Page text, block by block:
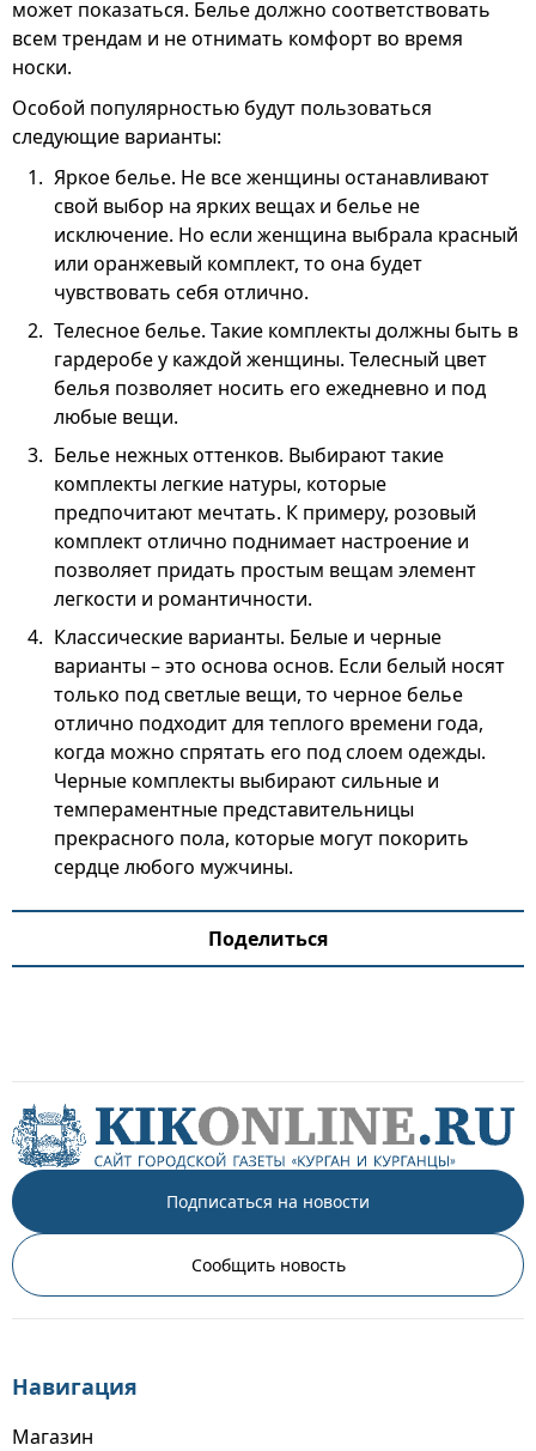
может показаться. Белье должно соответствовать
всем трендам и не отнимать комфорт во время
носки.
Особой популярностью будут пользоваться
следующие варианты:
Яркое белье. Не все женщины останавливают
свой выбор на ярких вещах и белье не
исключение. Но если женщина выбрала красный
или оранжевый комплект, то она будет
чувствовать себя отлично.
Телесное белье. Такие комплекты должны быть в
гардеробе у каждой женщины. Телесный цвет
белья позволяет носить его ежедневно и под
любые вещи.
Белье нежных оттенков. Выбирают такие
комплекты легкие натуры, которые
предпочитают мечтать. К примеру, розовый
комплект отлично поднимает настроение и
позволяет придать простым вещам элемент
легкости и романтичности.
Классические варианты. Белые и черные
варианты – это основа основ. Если белый носят
только под светлые вещи, то черное белье
отлично подходит для теплого времени года,
когда можно спрятать его под слоем одежды.
Черные комплекты выбирают сильные и
темпераментные представительницы
прекрасного пола, которые могут покорить
сердце любого мужчины.
Поделиться
Подписаться на новости
Сообщить новость
Навигация
Магазин